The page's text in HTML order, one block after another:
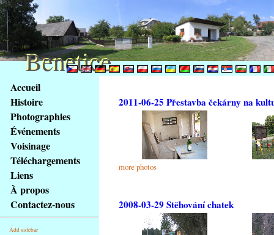
obsah
stránky
Klávesové
zkratky
tomto
webu
základní
Hlavní
strana
Accueil
Histoire
Photographies
Événements
Voisinage
Téléchargements
Liens
À propos
Contactez-nous
Add sidebar
2011-06-25 Přestavba čekárny na
more photos
2008-03-29 Stěhování chatek
Benetice
Benetice